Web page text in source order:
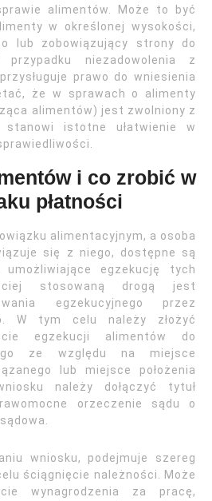
alimentów. Może to być
w określonej wysokości,
lub zobowiązujący strony do
niezadowolenia z
prawo do wniesienia
że w sprawach o alimenty
alimentów) jest zwolniony z
stanowi istotne ułatwienie w
i co zrobić w
płatności
alimentacyjnym, a osoba
się z niego, dostępne są
umożliwiające egzekucję tych
stosowaną drogą jest
egzekucyjnego przez
W tym celu należy złożyć
egzekucji alimentów do
ze względu na miejsce
lub miejsce położenia
należy dołączyć tytuł
orzeczenie sądu o
wniosku, podejmuje szereg
ściągnięcie należności. Może
wynagrodzenia za pracę,